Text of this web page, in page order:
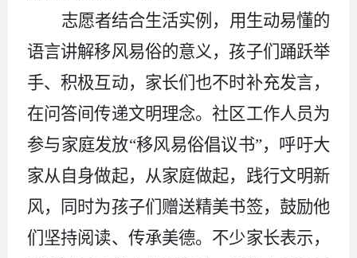
志愿者结合生活实例，用生动易懂的
语言讲解移风易俗的意义，孩子们踊跃举
手、积极互动，家长们也不时补充发言，
在问答间传递文明理念。社区工作人员为
参与家庭发放“移风易俗倡议书”，呼吁大
家从自身做起，从家庭做起，践行文明新
风，同时为孩子们赠送精美书签，鼓励他
们坚持阅读、传承美德。不少家长表示，